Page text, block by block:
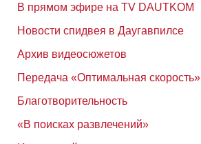
В прямом эфире на TV DAUTKOM
Новости спидвея в Даугавпилсе
Архив видеосюжетов
Передача «Оптимальная скорость»
Благотворительность
«В поисках развлечений»